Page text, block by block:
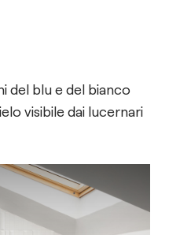
del blu e del bianco
visibile dai lucernari